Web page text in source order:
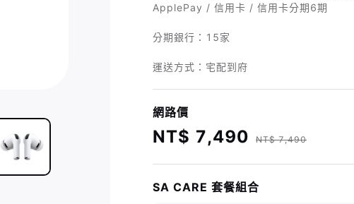
ApplePay / 信用卡 / 信用卡分期6期
分期銀行： 15家
運送方式：宅配到府
網路價
NT$ 7,490 NT$ 7,490
SA CARE 套餐組合